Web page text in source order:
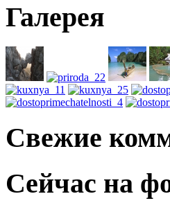
Галерея
Свежие
Сейчас на